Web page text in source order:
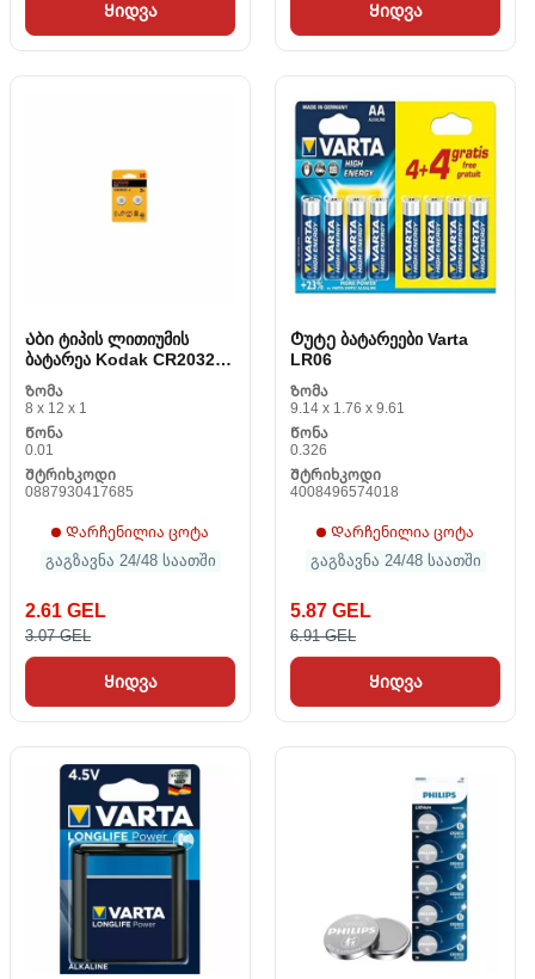
Ყიდვა Ყიდვა
Აბი ტიპის ლითიუმის
ბატარეა Kodak CR2032 3
V (2 uds)
Ზომა
8 x 12 x 1
Წონა
0.01
Შტრიხკოდი
0887930417685
Დარჩენილია ცოტა
გაგზავნა 24/48 საათში
2.61 GEL
3.07 GEL
Ყიდვა
Ტუტე ბატარეები Varta
LR06
Ზომა
9.14 x 1.76 x 9.61
Წონა
0.326
Შტრიხკოდი
4008496574018
Დარჩენილია ცოტა
გაგზავნა 24/48 საათში
5.87 GEL
6.91 GEL
Ყიდვა